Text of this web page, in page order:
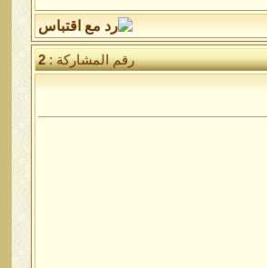
رقم المشاركة :2